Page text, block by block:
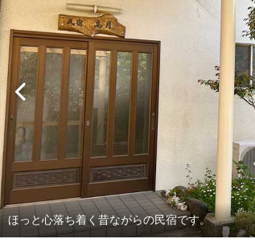
ほっと心落ち着く昔ながらの民宿です。